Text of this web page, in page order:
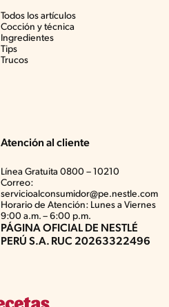
Todos los artículos
Cocción y técnica
Ingredientes
Tips
Trucos
Atención al cliente
Línea Gratuita 0800 – 10210
Correo:
servicioalconsumidor@pe.nestle.com
Horario de Atención: Lunes a Viernes
9:00 a.m. – 6:00 p.m.
PÁGINA OFICIAL DE NESTLÉ
PERÚ S.A. RUC 20263322496